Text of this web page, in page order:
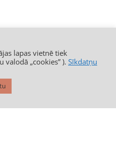
lapas vietnē tiek
valodā „cookies” ). Sīkdatņu